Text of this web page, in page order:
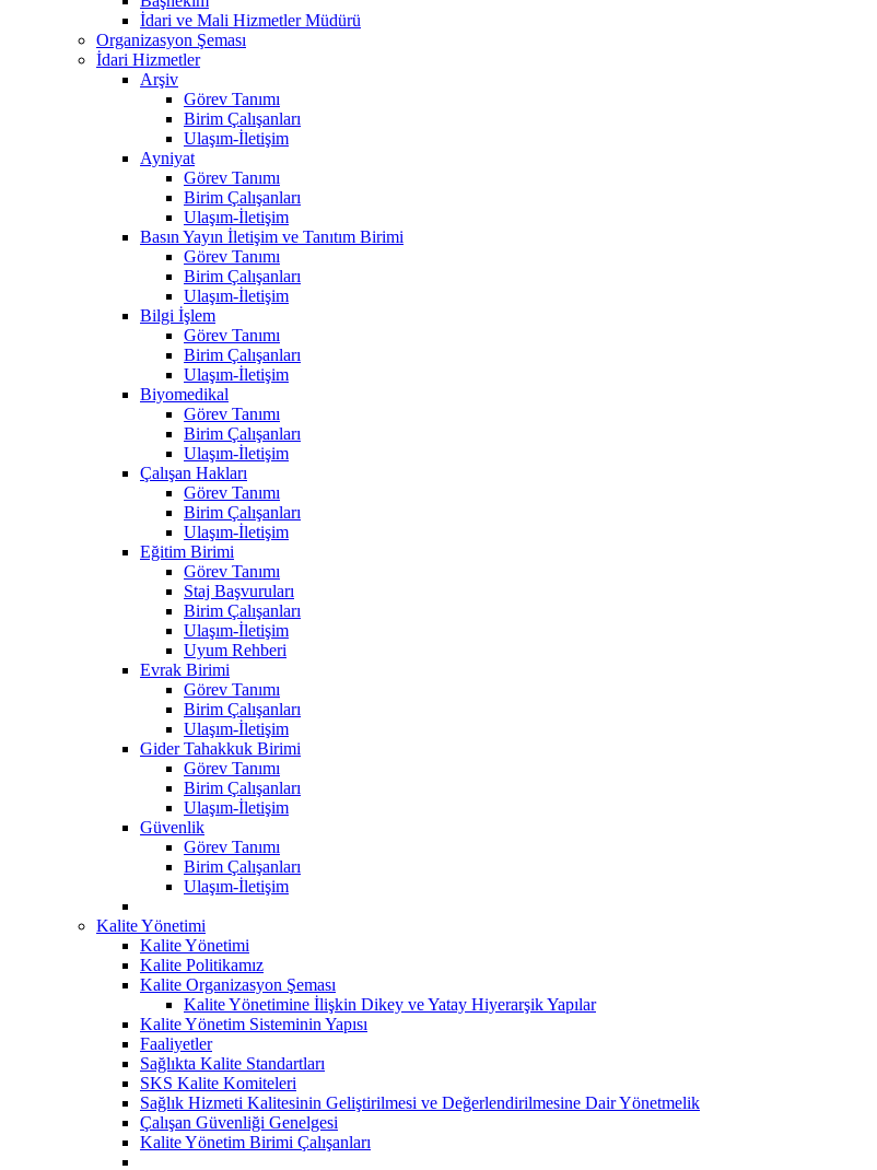
İdari ve Mali Hizmetler Müdürü
Organizasyon Şeması
İdari Hizmetler
Arşiv
Görev Tanımı
Birim Çalışanları
Ulaşım-İletişim
Ayniyat
Görev Tanımı
Birim Çalışanları
Ulaşım-İletişim
Basın Yayın İletişim ve Tanıtım Birimi
Görev Tanımı
Birim Çalışanları
Ulaşım-İletişim
Bilgi İşlem
Görev Tanımı
Birim Çalışanları
Ulaşım-İletişim
Biyomedikal
Görev Tanımı
Birim Çalışanları
Ulaşım-İletişim
Çalışan Hakları
Görev Tanımı
Birim Çalışanları
Ulaşım-İletişim
Eğitim Birimi
Görev Tanımı
Staj Başvuruları
Birim Çalışanları
Ulaşım-İletişim
Uyum Rehberi
Evrak Birimi
Görev Tanımı
Birim Çalışanları
Ulaşım-İletişim
Gider Tahakkuk Birimi
Görev Tanımı
Birim Çalışanları
Ulaşım-İletişim
Güvenlik
Görev Tanımı
Birim Çalışanları
Ulaşım-İletişim
Kalite Yönetimi
Kalite Yönetimi
Kalite Politikamız
Kalite Organizasyon Şeması
Kalite Yönetimine İlişkin Dikey ve Yatay Hiyerarşik Yapılar
Kalite Yönetim Sisteminin Yapısı
Faaliyetler
Sağlıkta Kalite Standartları
SKS Kalite Komiteleri
Sağlık Hizmeti Kalitesinin Geliştirilmesi ve Değerlendirilmesine Dair Yönetmelik
Çalışan Güvenliği Genelgesi
Kalite Yönetim Birimi Çalışanları